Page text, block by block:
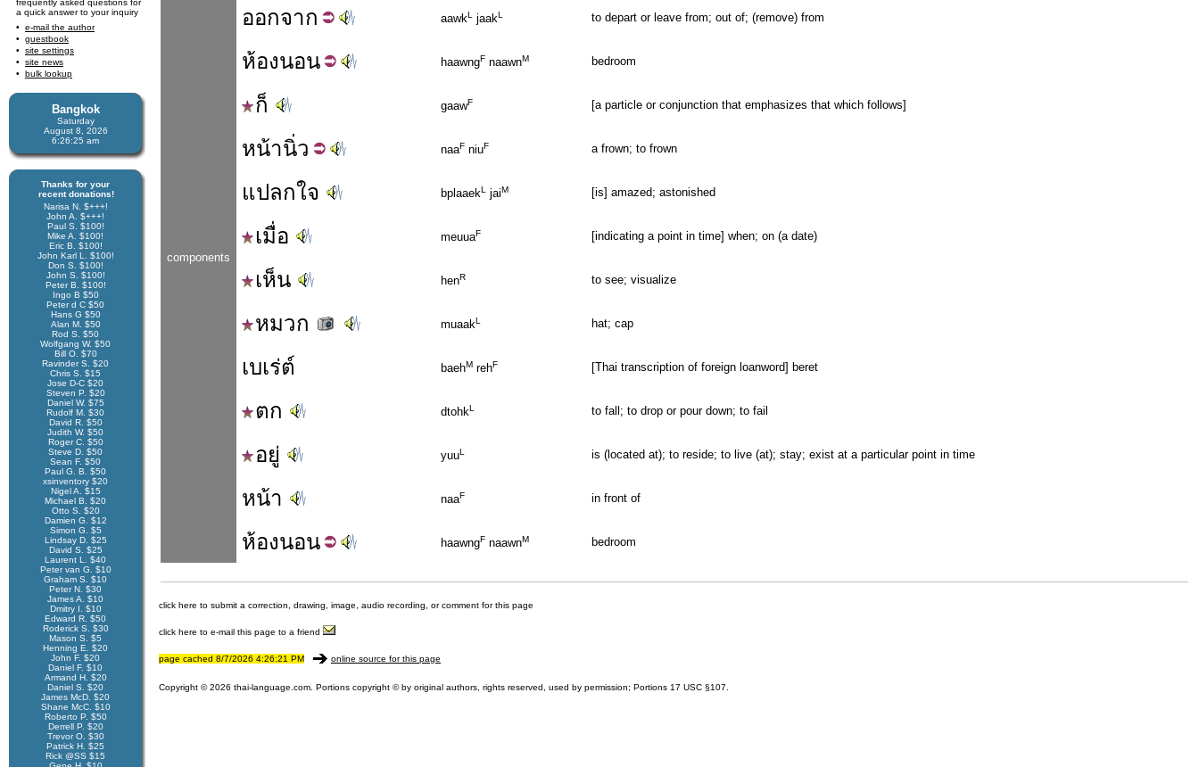
frequently asked questions for
a quick answer to your inquiry
e-mail the author
guestbook
site settings
site news
bulk lookup
Bangkok
Saturday
August 8, 2026
6:26:25 am
Thanks for your
recent donations!
Narisa N. $+++!
John A. $+++!
Paul S. $100!
Mike A. $100!
Eric B. $100!
John Karl L. $100!
Don S. $100!
John S. $100!
Peter B. $100!
Ingo B $50
Peter d C $50
Hans G $50
Alan M. $50
Rod S. $50
Wolfgang W. $50
Bill O. $70
Ravinder S. $20
Chris S. $15
Jose D-C $20
Steven P. $20
Daniel W. $75
Rudolf M. $30
David R. $50
Judith W. $50
Roger C. $50
Steve D. $50
Sean F. $50
Paul G. B. $50
xsinventory $20
Nigel A. $15
Michael B. $20
Otto S. $20
Damien G. $12
Simon G. $5
Lindsay D. $25
David S. $25
Laurent L. $40
Peter van G. $10
Graham S. $10
Peter N. $30
James A. $10
Dmitry I. $10
Edward R. $50
Roderick S. $30
Mason S. $5
Henning E. $20
John F. $20
Daniel F. $10
Armand H. $20
Daniel S. $20
James McD. $20
Shane McC. $10
Roberto P. $50
Derrell P. $20
Trevor O. $30
Patrick H. $25
Rick @SS $15
components
ออกจาก aawkL jaakL to depart or leave from; out of; (remove) from
ห้องนอน haawngF naawnM bedroom
ก็ gaawF [a particle or conjunction that emphasizes that which follows]
หน้านิ่ว naaF niuF a frown; to frown
แปลกใจ bplaaekL jaiM [is] amazed; astonished
เมื่อ meuuaF [indicating a point in time] when; on (a date)
เห็น henR to see; visualize
หมวก muaakL hat; cap
เบเร่ต์ baehM rehF [Thai transcription of foreign loanword] beret
ตก dtohkL to fall; to drop or pour down; to fail
อยู่ yuuL is (located at); to reside; to live (at); stay; exist at a particular point in time
หน้า naaF in front of
ห้องนอน haawngF naawnM bedroom
click here to submit a correction, drawing, image, audio recording, or comment for this page
click here to e-mail this page to a friend
page cached 8/7/2026 4:26:21 PM online source for this page
Copyright © 2026 thai-language.com. Portions copyright © by original authors, rights reserved, used by permission; Portions 17 USC §107